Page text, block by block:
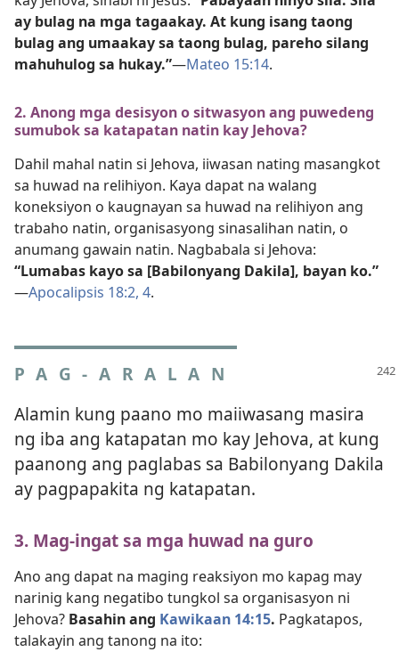
ay bulag na mga tagaakay. At kung isang taong
bulag ang umaakay sa taong bulag, pareho silang
mahuhulog sa hukay.”​—Mateo 15:14.
2. Anong mga desisyon o sitwasyon ang puwedeng
sumubok sa katapatan natin kay Jehova?
Dahil mahal natin si Jehova, iiwasan nating masangkot
sa huwad na relihiyon. Kaya dapat na walang
koneksiyon o kaugnayan sa huwad na relihiyon ang
trabaho natin, organisasyong sinasalihan natin, o
anumang gawain natin. Nagbabala si Jehova:
“Lumabas kayo sa [Babilonyang Dakila], bayan ko.”
—Apocalipsis 18:​2, 4.
PAG-ARALAN
Alamin kung paano mo maiiwasang masira
ng iba ang katapatan mo kay Jehova, at kung
paanong ang paglabas sa Babilonyang Dakila
ay pagpapakita ng katapatan.
3. Mag-ingat sa mga huwad na guro
Ano ang dapat na maging reaksiyon mo kapag may
narinig kang negatibo tungkol sa organisasyon ni
Jehova? Basahin ang Kawikaan 14:15. Pagkatapos,
talakayin ang tanong na ito: